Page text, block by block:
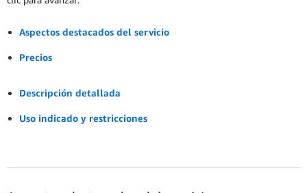
Aspectos destacados del servicio
Precios
Descripción detallada
Uso indicado y restricciones